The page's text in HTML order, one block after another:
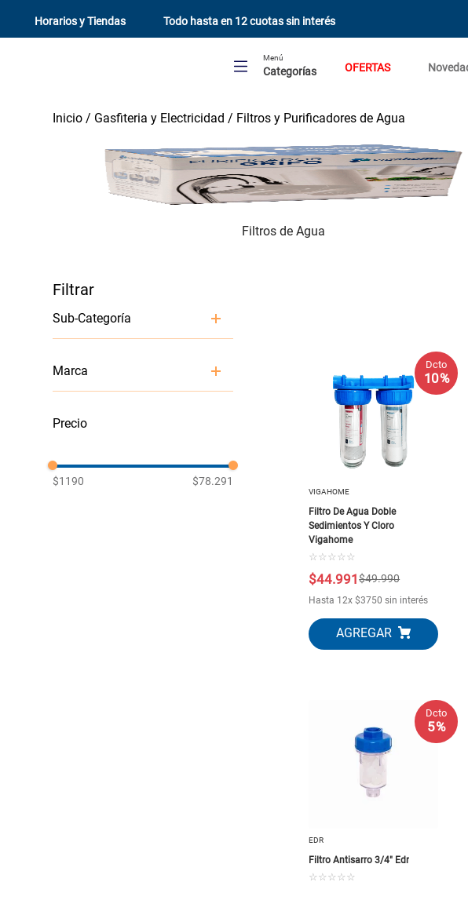
Horarios y Tiendas Todo hasta en 12 cuotas sin interés
Menú
Categorías OFERTAS
Gasfiteria y Electricidad Filtros y Purificadores de Agua
Filtros de Agua
Sub-Categoría
Marca
EDR
SPLENDID
STEELPRO
$1190 $78.291
Dcto
10 %
VIGAHOME
Filtro De Agua Doble
Sedimientos Y Cloro
Vigahome
☆ ☆ ☆ ☆ ☆
$49.990
$44.991
Hasta 12x$3750 sin interés
Dcto
5 %
EDR
Filtro Antisarro 3/4" Edr
☆ ☆ ☆ ☆ ☆